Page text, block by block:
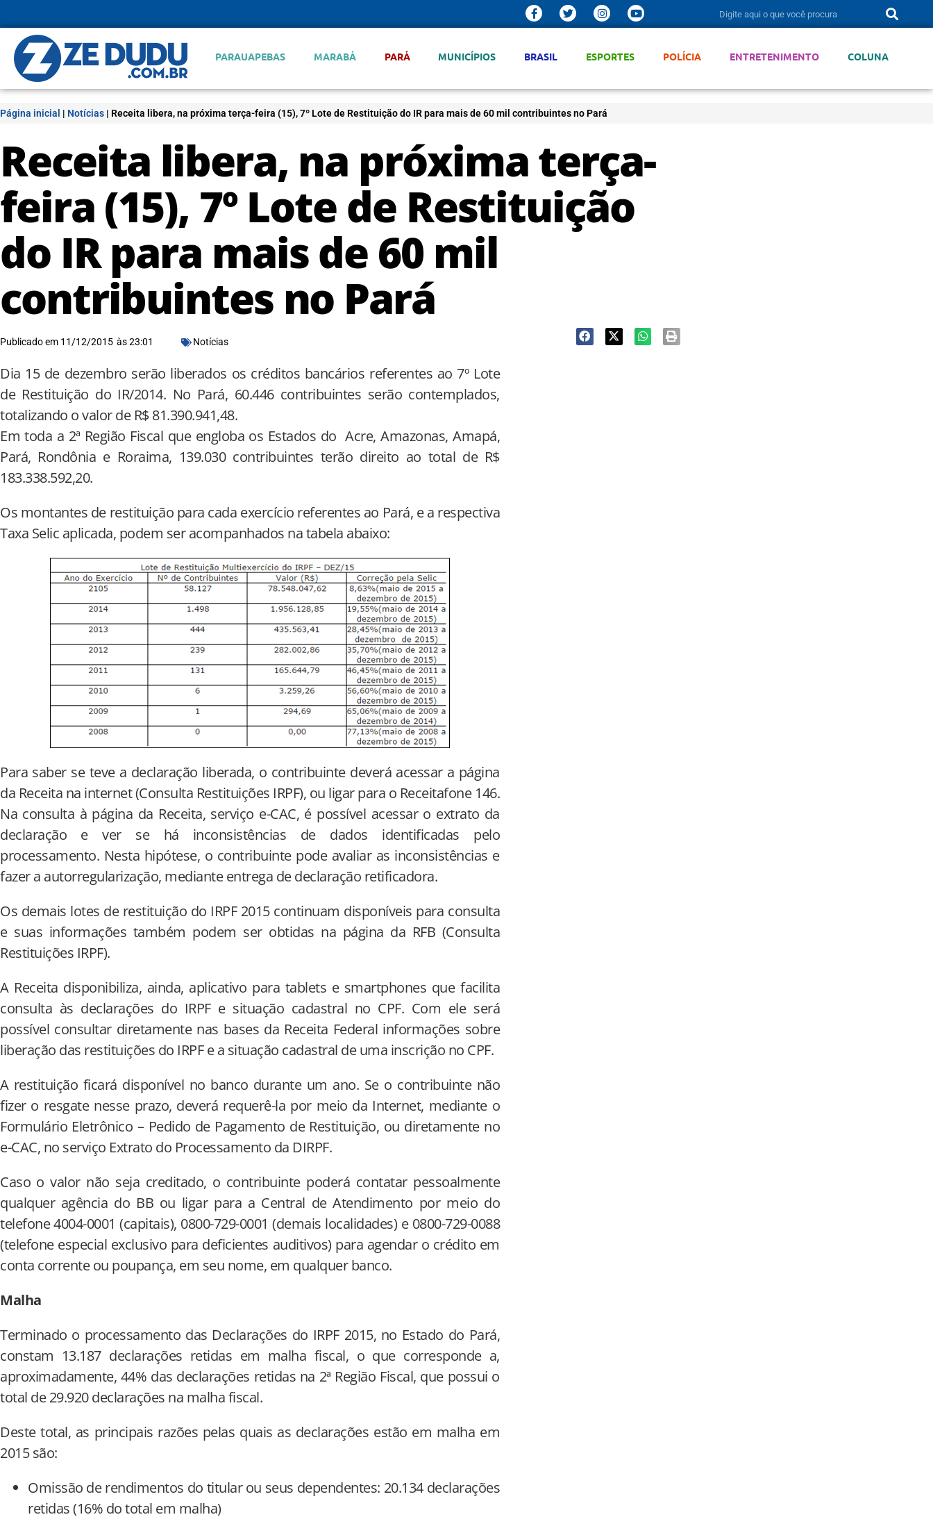
PARAUAPEBAS MARABÁ PARÁ MUNICÍPIOS BRASIL ESPORTES POLÍCIA ENTRETENIMENTO COLUNA
Página inicial | Notícias | Receita libera, na próxima terça-feira (15), 7º Lote de Restituição do IR para mais de 60 mil contribuintes no Pará
Receita libera, na próxima terça-
feira (15), 7º Lote de Restituição
do IR para mais de 60 mil
contribuintes no Pará
Publicado em 11/12/2015 às23:01 Notícias
Dia 15 de dezembro serão liberados os créditos bancários referentes ao 7º Lote
de Restituição do IR/2014. No Pará, 60.446 contribuintes serão contemplados,
totalizando o valor de R$ 81.390.941,48.
Em toda a 2ª Região Fiscal que engloba os Estados do Acre, Amazonas, Amapá,
Pará, Rondônia e Roraima, 139.030 contribuintes terão direito ao total de R$
183.338.592,20.
Os montantes de restituição para cada exercício referentes ao Pará, e a respectiva
Taxa Selic aplicada, podem ser acompanhados na tabela abaixo:
Para saber se teve a declaração liberada, o contribuinte deverá acessar a página
da Receita na internet (Consulta Restituições IRPF), ou ligar para o Receitafone 146.
Na consulta à página da Receita, serviço e-CAC, é possível acessar o extrato da
declaração e ver se há inconsistências de dados identificadas pelo
processamento. Nesta hipótese, o contribuinte pode avaliar as inconsistências e
fazer a autorregularização, mediante entrega de declaração retificadora.
Os demais lotes de restituição do IRPF 2015 continuam disponíveis para consulta
e suas informações também podem ser obtidas na página da RFB (Consulta
Restituições IRPF).
A Receita disponibiliza, ainda, aplicativo para tablets e smartphones que facilita
consulta às declarações do IRPF e situação cadastral no CPF. Com ele será
possível consultar diretamente nas bases da Receita Federal informações sobre
liberação das restituições do IRPF e a situação cadastral de uma inscrição no CPF.
A restituição ficará disponível no banco durante um ano. Se o contribuinte não
fizer o resgate nesse prazo, deverá requerê-la por meio da Internet, mediante o
Formulário Eletrônico – Pedido de Pagamento de Restituição, ou diretamente no
e-CAC, no serviço Extrato do Processamento da DIRPF.
Caso o valor não seja creditado, o contribuinte poderá contatar pessoalmente
qualquer agência do BB ou ligar para a Central de Atendimento por meio do
telefone 4004-0001 (capitais), 0800-729-0001 (demais localidades) e 0800-729-0088
(telefone especial exclusivo para deficientes auditivos) para agendar o crédito em
conta corrente ou poupança, em seu nome, em qualquer banco.
Malha
Terminado o processamento das Declarações do IRPF 2015, no Estado do Pará,
constam 13.187 declarações retidas em malha fiscal, o que corresponde a,
aproximadamente, 44% das declarações retidas na 2ª Região Fiscal, que possui o
total de 29.920 declarações na malha fiscal.
Deste total, as principais razões pelas quais as declarações estão em malha em
2015 são:
Omissão de rendimentos do titular ou seus dependentes: 20.134 declarações
retidas (16% do total em malha)